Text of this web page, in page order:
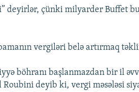
deyirlər, çünki milyarder Buffet
vergiləri belə artırmaq
böhranı başlanmazdan bir il
deyib ki, vergi məsələsi